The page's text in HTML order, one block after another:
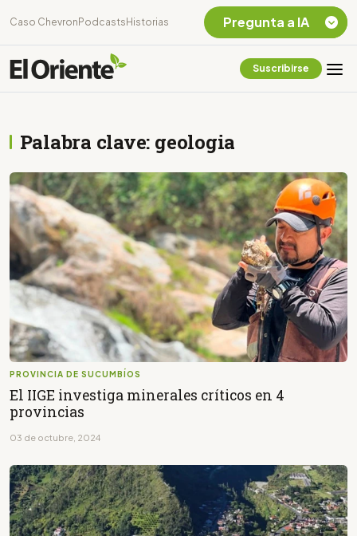
Caso Chevron Podcasts Historias
Suscribirse
Palabra clave: geologia
PROVINCIA DE SUCUMBÍOS
El IIGE investiga minerales críticos en 4
provincias
03 de octubre, 2024
Pregunta a IA
Amazonia Ecuatoriana
¿En que consiste la
tasa minera que rige en
Ecuador?